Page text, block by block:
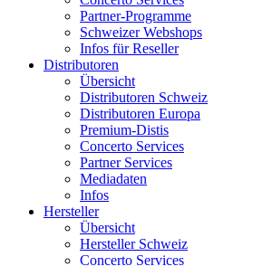
Partner-Programme
Schweizer Webshops
Infos für Reseller
Distributoren
Übersicht
Distributoren Schweiz
Distributoren Europa
Premium-Distis
Concerto Services
Partner Services
Mediadaten
Infos
Hersteller
Übersicht
Hersteller Schweiz
Concerto Services